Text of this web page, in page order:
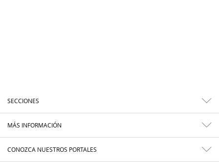
SECCIONES
MÁS INFORMACIÓN
CONOZCA NUESTROS PORTALES